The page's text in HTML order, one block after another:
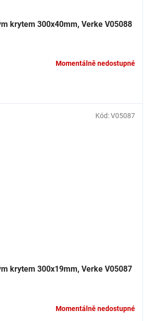
krytem 300x40mm, Verke V05088
Momentálně nedostupné
krytem 300x19mm, Verke V05087
Momentálně nedostupné
Kód:V05087